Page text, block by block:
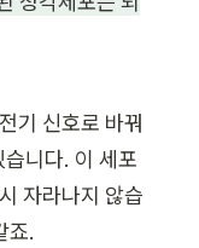
기 신호로 바꿔
니다. 이 세포
자라나지 않습
죠.